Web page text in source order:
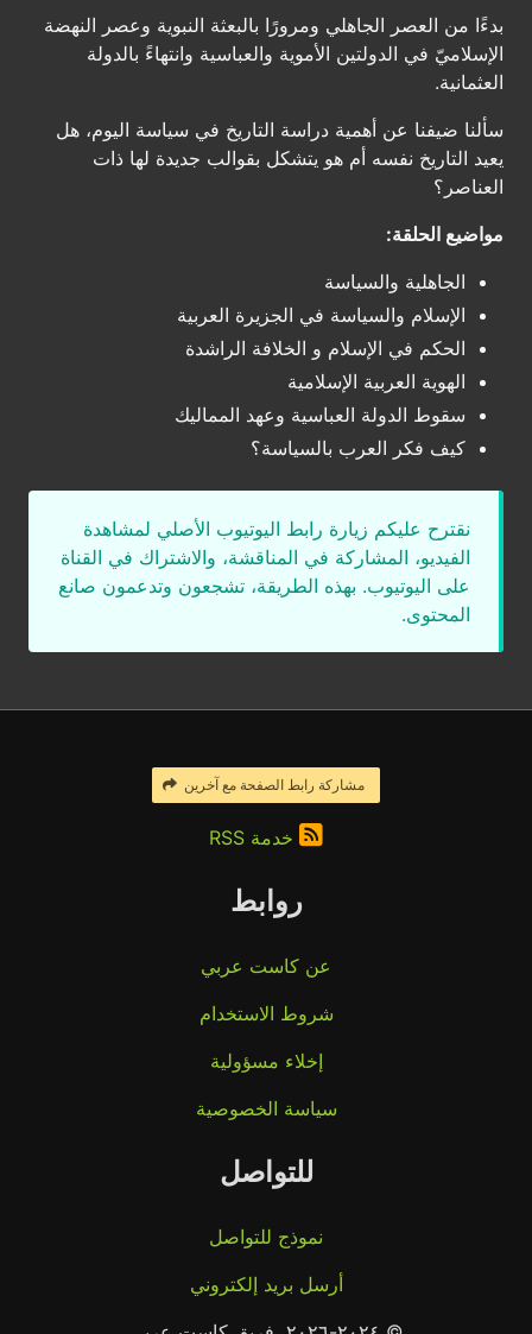
بدءًا من العصر الجاهلي ومرورًا بالبعثة النبوية وعصر النهضة
الإسلاميّ في الدولتين الأموية والعباسية وانتهاءً بالدولة
العثمانية.
سألنا ضيفنا عن أهمية دراسة التاريخ في سياسة اليوم، هل
يعيد التاريخ نفسه أم هو يتشكل بقوالب جديدة لها ذات
العناصر؟
مواضيع الحلقة:
الجاهلية والسياسة
الإسلام والسياسة في الجزيرة العربية
الحكم في الإسلام و الخلافة الراشدة
الهوية العربية الإسلامية
سقوط الدولة العباسية وعهد المماليك
كيف فكر العرب بالسياسة؟
نقترح عليكم زيارة رابط اليوتيوب الأصلي لمشاهدة
الفيديو، المشاركة في المناقشة، والاشتراك في القناة
على اليوتيوب. بهذه الطريقة، تشجعون وتدعمون صانع
المحتوى.
مشاركة رابط الصفحة مع آخرين
خدمة RSS
روابط
عن كاست عربي
شروط الاستخدام
إخلاء مسؤولية
سياسة الخصوصية
للتواصل
نموذج للتواصل
أرسل بريد إلكتروني